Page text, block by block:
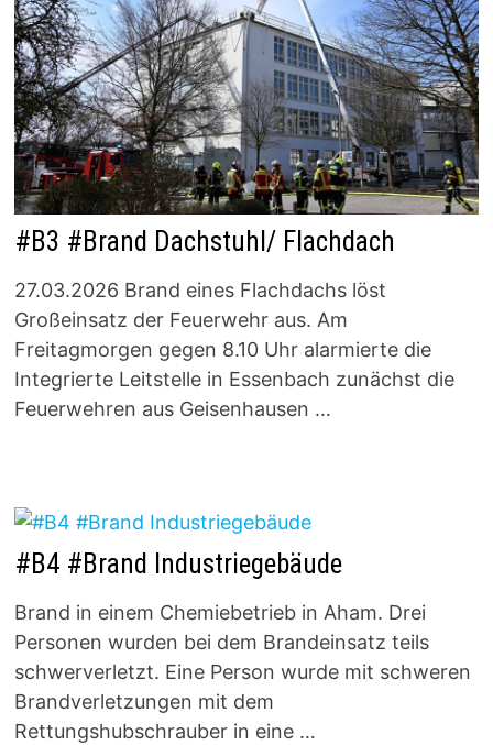
#B3 #Brand Dachstuhl/ Flachdach
27.03.2026 Brand eines Flachdachs löst
Großeinsatz der Feuerwehr aus. Am
Freitagmorgen gegen 8.10 Uhr alarmierte die
Integrierte Leitstelle in Essenbach zunächst die
Feuerwehren aus Geisenhausen …
#B4 #Brand Industriegebäude
Brand in einem Chemiebetrieb in Aham. Drei
Personen wurden bei dem Brandeinsatz teils
schwerverletzt. Eine Person wurde mit schweren
Brandverletzungen mit dem
Rettungshubschrauber in eine …